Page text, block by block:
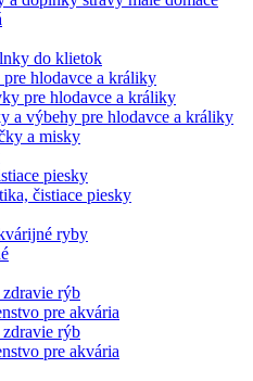
do klietok
hlodavce a králiky
pre hlodavce a králiky
a výbehy pre hlodavce a králiky
a misky
piesky
čistiace piesky
ryby
rýb
pre akvária
rýb
pre akvária